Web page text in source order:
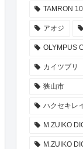
TAMRON
アオジ
OLYMPUS
カイツブリ
狭山市
ハクセキレ
M.ZUIKO
M.ZUIKO